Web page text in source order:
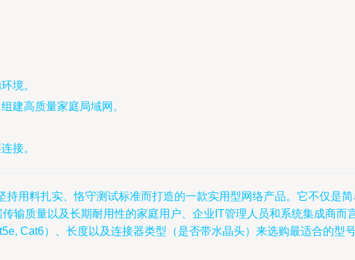
境。
建高质量家庭局域网。
接。
用料扎实、恪守测试标准而打造的一款实用型网络产品。它不仅是
输质量以及长期耐用性的家庭用户、企业IT管理人员和系统集成商而
Cat6）、长度以及连接器类型（是否带水晶头）来选购最适合的型号